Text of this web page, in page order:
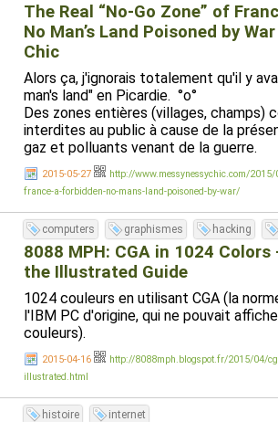
The Real “No-Go Zone” of
No Man’s Land Poisoned by
Chic
Alors ça, j'ignorais totalement qu'il y
man's land" en Picardie. °o°
Des zones entières (villages, champs)
interdites au public à cause de la
gaz et polluants venant de la guerre.
2015-05-27
http://www.messynessychic.com/
france-a-forbidden-no-mans-land-poisoned-by-war/
computers graphismes hacking
8088 MPH: CGA in 1024 Colors
the Illustrated Guide
1024 couleurs en utilisant CGA (la
l'IBM PC d'origine, qui ne pouvait
couleurs).
2015-04-16
http://8088mph.blogspot.fr/2015/04/
illustrated.html
histoire internet